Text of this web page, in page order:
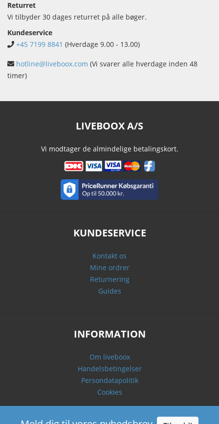
Returret
Vi tilbyder 30 dages returret på alle bøger.
Kundeservice
+45 7199 8841 (Hverdage 9.00 - 13.00)
hotline@liveboox.com (Vi svarer alle hverdage inden 48
timer)
LIVEBOOX A/S
Vi modtager de almindelige betalingskort.
KUNDESERVICE
Kontakt os
Mine ordrer
Returnering
Guides
INFORMATION
Om liveboox
Handelsbetingelser
Persondatapolitik
Cookies